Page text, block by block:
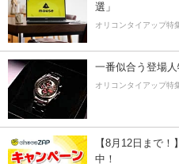
選」
オリコンタイアップ特
一番似合う登場
オリコンタイアップ特
【8月12日まで
中！